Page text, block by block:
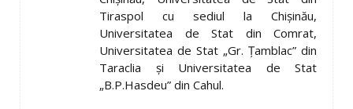
Tiraspol cu sediul la Chișinău,
Universitatea de Stat din Comrat,
Universitatea de Stat „Gr. Țamblac” din
Taraclia și Universitatea de Stat
„B.P.Hasdeu” din Cahul.